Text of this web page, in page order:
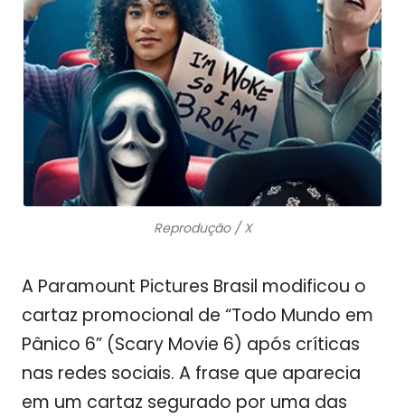
Reprodução / X
A Paramount Pictures Brasil modificou o
cartaz promocional de “Todo Mundo em
Pânico 6” (Scary Movie 6) após críticas
nas redes sociais. A frase que aparecia
em um cartaz segurado por uma das